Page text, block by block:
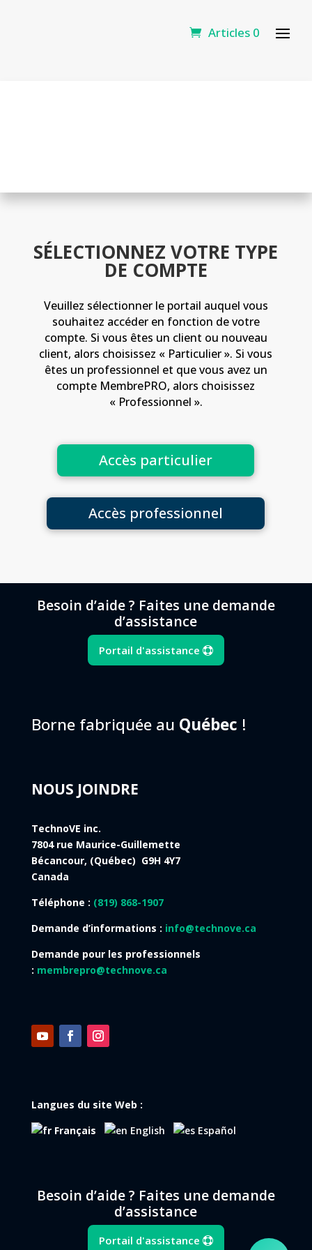
Articles 0
SÉLECTIONNEZ VOTRE TYPE
DE COMPTE
Veuillez sélectionner le portail auquel vous
souhaitez accéder en fonction de votre
compte. Si vous êtes un client ou nouveau
client, alors choisissez « Particulier ». Si vous
êtes un professionnel et que vous avez un
compte MembrePRO, alors choisissez
« Professionnel ».
Accès particulier
Accès professionnel
Besoin d’aide ? Faites une demande
d’assistance
Portail d'assistance
Borne fabriquée au Québec !
NOUS JOINDRE
TechnoVE inc.
7804 rue Maurice-Guillemette
Bécancour, (Québec) G9H 4Y7
Canada
Téléphone : (819) 868-1907
Demande d’informations : info@technove.ca
Demande pour les professionnels
: membrepro@technove.ca
Langues du site Web :
Français
English Español
Besoin d’aide ? Faites une demande
d’assistance
Portail d'assistance